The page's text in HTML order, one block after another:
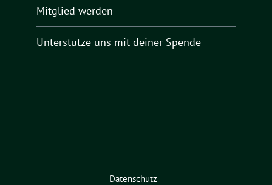
Mitglied werden
Unterstütze uns mit deiner Spende
Datenschutz